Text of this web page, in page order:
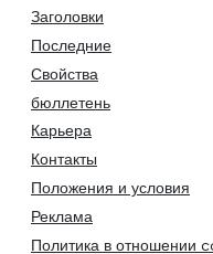
Заголовки
Последние
Свойства
бюллетень
Карьера
Контакты
Положения и условия
Реклама
Политика в отношении